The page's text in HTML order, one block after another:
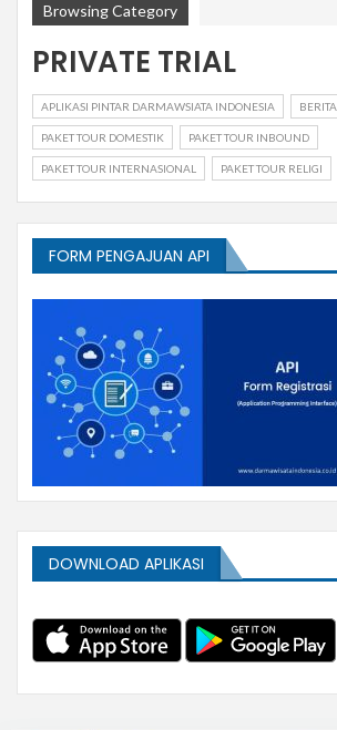
Browsing Category
PRIVATE TRIAL
APLIKASI PINTAR DARMAWSIATA INDONESIA BERITA
PAKET TOUR DOMESTIK PAKET TOUR INBOUND
PAKET TOUR INTERNASIONAL PAKET TOUR RELIGI
FORM PENGAJUAN API
DOWNLOAD APLIKASI